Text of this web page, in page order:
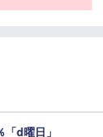
d曜日」